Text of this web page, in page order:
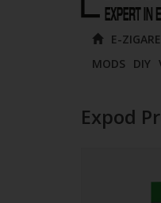
E-
MODS DIY
Expod